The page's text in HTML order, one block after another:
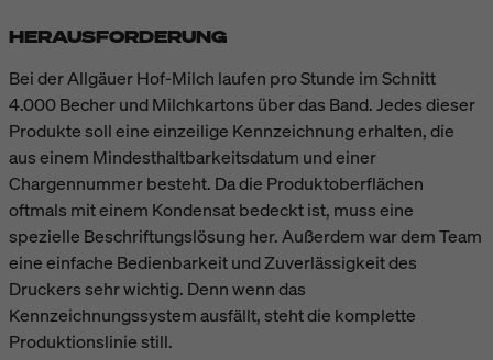
HERAUSFORDERUNG
Bei der Allgäuer Hof-Milch laufen pro Stunde im Schnitt
4.000 Becher und Milchkartons über das Band. Jedes dieser
Produkte soll eine einzeilige Kennzeichnung erhalten, die
aus einem Mindesthaltbarkeitsdatum und einer
Chargennummer besteht. Da die Produktoberflächen
oftmals mit einem Kondensat bedeckt ist, muss eine
spezielle Beschriftungslösung her. Außerdem war dem Team
eine einfache Bedienbarkeit und Zuverlässigkeit des
Druckers sehr wichtig. Denn wenn das
Kennzeichnungssystem ausfällt, steht die komplette
Produktionslinie still.